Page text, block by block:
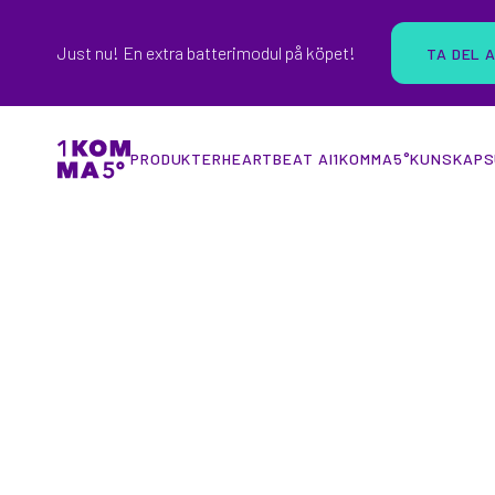
Just nu! En extra batterimodul på köpet! TA DEL
PRODUKTERHEARTBEAT AI1KOMMA5°KUNSKAP